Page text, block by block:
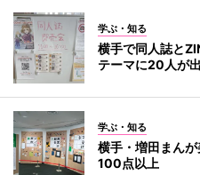
学ぶ・知る
横手で同人誌と
テーマに20人が
学ぶ・知る
横手・増田まん
100点以上